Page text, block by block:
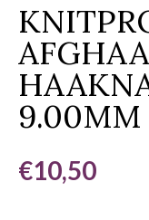
9.00MM
€10,50